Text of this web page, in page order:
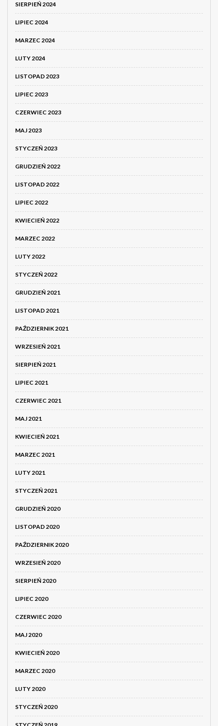
SIERPIEŃ 2024
LIPIEC 2024
MARZEC 2024
LUTY 2024
LISTOPAD 2023
LIPIEC 2023
CZERWIEC 2023
MAJ 2023
STYCZEŃ 2023
GRUDZIEŃ 2022
LISTOPAD 2022
LIPIEC 2022
KWIECIEŃ 2022
MARZEC 2022
LUTY 2022
STYCZEŃ 2022
GRUDZIEŃ 2021
LISTOPAD 2021
PAŹDZIERNIK 2021
WRZESIEŃ 2021
SIERPIEŃ 2021
LIPIEC 2021
CZERWIEC 2021
MAJ 2021
KWIECIEŃ 2021
MARZEC 2021
LUTY 2021
STYCZEŃ 2021
GRUDZIEŃ 2020
LISTOPAD 2020
PAŹDZIERNIK 2020
WRZESIEŃ 2020
SIERPIEŃ 2020
LIPIEC 2020
CZERWIEC 2020
MAJ 2020
KWIECIEŃ 2020
MARZEC 2020
LUTY 2020
STYCZEŃ 2020